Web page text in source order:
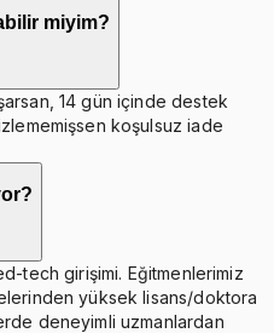
miyim?
14 gün içinde destek
koşulsuz iade
tech girişimi. Eğitmenlerimiz
yüksek lisans/doktora
deneyimli uzmanlardan